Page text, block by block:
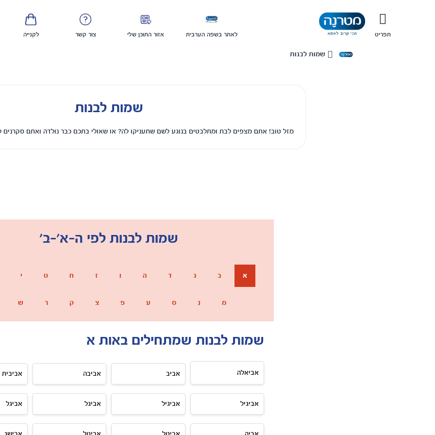
תפריט לאתר בשפה הערבית אזור התוכן שלי צור קשר לקנייה
בית
שמות לבנות
שמות לבנות
מזל טוב! אתם מצפים לבת ומתלבטים בנוגע לשם שתעניקו לה? או שאולי בתכם כבר נולדה ואתם
שמות לבנות לפי ה-א'-ב'
א ב ג ד ה ו ז ח ט י
מ נ ס ע פ צ ק ר ש
שמות לבנות שמתחילים באות א
אביאלה אביב אביבה אביבית
אביגיל אביגיל אביגל אביגל